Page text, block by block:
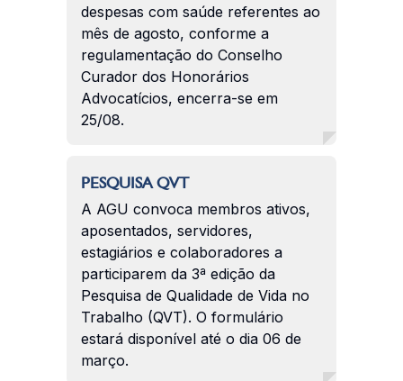
despesas com saúde referentes ao
mês de agosto, conforme a
regulamentação do Conselho
Curador dos Honorários
Advocatícios, encerra-se em
25/08.
PESQUISA QVT
A AGU convoca membros ativos,
aposentados, servidores,
estagiários e colaboradores a
participarem da 3ª edição da
Pesquisa de Qualidade de Vida no
Trabalho (QVT). O formulário
estará disponível até o dia 06 de
março.